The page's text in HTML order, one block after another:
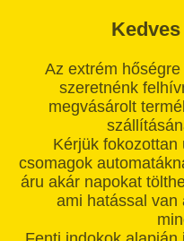
Az extrém
szeretnénk
megvásárolt
Kérjük fokozottan
csomagok
áru akár napokat
ami hatással van